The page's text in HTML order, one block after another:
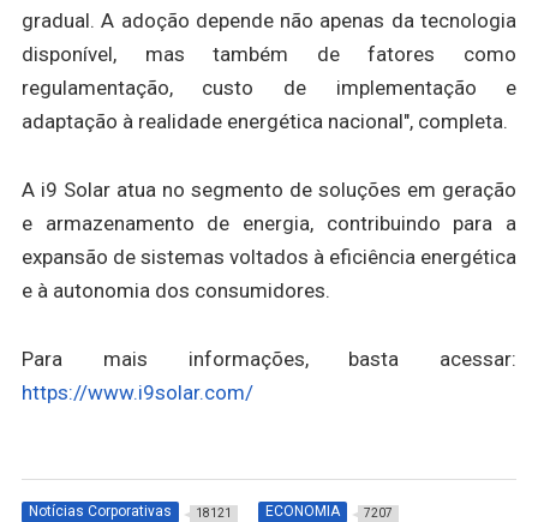
gradual. A adoção depende não apenas da tecnologia
disponível, mas também de fatores como
regulamentação, custo de implementação e
adaptação à realidade energética nacional", completa.
A i9 Solar atua no segmento de soluções em geração
e armazenamento de energia, contribuindo para a
expansão de sistemas voltados à eficiência energética
e à autonomia dos consumidores.
Para mais informações, basta acessar:
https://www.i9solar.com/
Notícias Corporativas 18121 ECONOMIA 7207